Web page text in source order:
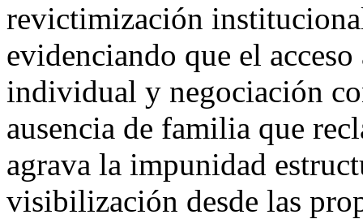
revictimización
evidenciando que el
individual y negociación
ausencia de familia que
agrava la impunidad
visibilización desde las